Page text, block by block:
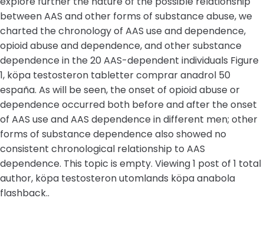
between AAS and other forms of substance abuse, we
charted the chronology of AAS use and dependence,
opioid abuse and dependence, and other substance
dependence in the 20 AAS-dependent individuals Figure
1, köpa testosteron tabletter comprar anadrol 50
españa. As will be seen, the onset of opioid abuse or
dependence occurred both before and after the onset
of AAS use and AAS dependence in different men; other
forms of substance dependence also showed no
consistent chronological relationship to AAS
dependence. This topic is empty. Viewing 1 post of 1 total
author, köpa testosteron utomlands köpa anabola
flashback..